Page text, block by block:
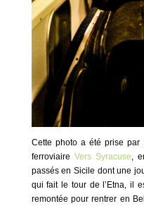
Cette photo a été prise par
ferroviaire Vers Syracuse,
passés en Sicile dont une
qui fait le tour de l’Etna, il
remontée pour rentrer en